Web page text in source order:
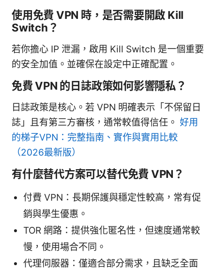
使用免費 VPN 時，是否需要開啟 Kill
Switch？
若你擔心 IP 泄漏，啟用 Kill Switch 是一個重要
的安全加值。並確保在設定中正確配置。
免費 VPN 的日誌政策如何影響隱私？
日誌政策是核心。若 VPN 明確表示「不保留日
誌」且有第三方審核，通常較值得信任。 好用
的梯子VPN：完整指南、實作與實用比較
（2026最新版）
有什麼替代方案可以替代免費 VPN？
付費 VPN：長期保護與穩定性較高，常有促
銷與學生優惠。
TOR 網路：提供強化匿名性，但速度通常較
慢，使用場合不同。
代理伺服器：僅適合部分需求，且缺乏全面